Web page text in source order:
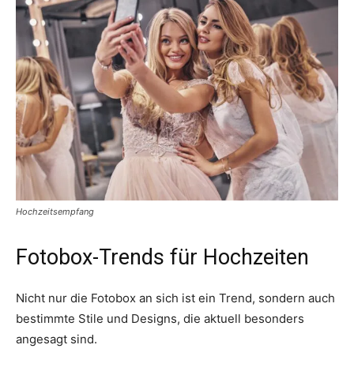
Hochzeitsempfang
Fotobox-Trends für Hochzeiten
Nicht nur die Fotobox an sich ist ein Trend, sondern auch
bestimmte Stile und Designs, die aktuell besonders
angesagt sind.